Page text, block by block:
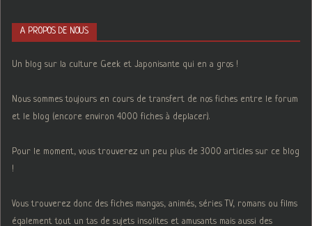
A PROPOS DE NOUS
Un blog sur la culture Geek et Japonisante qui en a gros !
Nous sommes toujours en cours de transfert de nos fiches entre le forum
et le blog (encore environ 4000 fiches à deplacer).
Pour le moment, vous trouverez un peu plus de 3000 articles sur ce blog
!
Vous trouverez donc des fiches mangas, animés, séries TV, romans ou films
également tout un tas de sujets insolites et amusants mais aussi des